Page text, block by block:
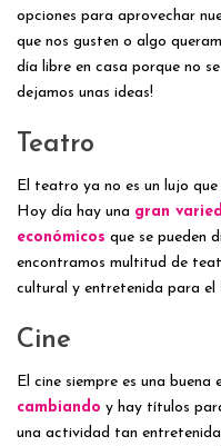
opciones para aprovechar
que nos gusten o algo
día libre en casa porque no
dejamos unas ideas!
Teatro
El teatro ya no es un lujo
Hoy día hay una gran
económicos que se pueden
encontramos multitud de
cultural y entretenida para el
Cine
El cine siempre es una buena
cambiando y hay títulos
una actividad tan